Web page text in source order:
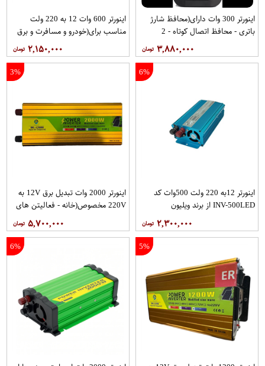
اینورتر 300 وات دارای(محافظ شارژ
باتری - محافظ اتصال کوتاه - 2
خروجی 220 ولت - 4 پورت یو اس بی -
3 تا پورت تایپ سی - فن اتومات) کد
۳,۸۸۰,۰۰۰
اینورتر 600 وات 12 به 220 ولت
مناسب برای(خودرو و مسافرت و برق
اظطراری) کد DK-L600 از برند دیپ
کینگ
۲,۱۵۰,۰۰۰
6%
اینورتر 12به 220 ولت 500وات کد
INV-500LED از برند ویلیون
۲,۳۰۰,۰۰۰
3%
اینورتر 2000 وات تبدیل برق 12V به
220V مخصوص(خانه - فعالیتن های
بیرونی - سفر - خودرو) کد DK-L2000
از برند دیپ کینگ
۵,۷۰۰,۰۰۰
5%
6%